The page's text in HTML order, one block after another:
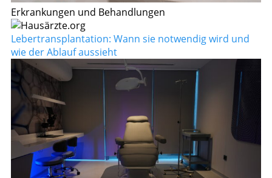
Erkrankungen und Behandlungen
Lebertransplantation: Wann sie notwendig wird und
wie der Ablauf aussieht